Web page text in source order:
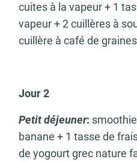
cuites à la vapeur + 1
vapeur + 2 cuillères à
cuillère à café de
Jour 2
Petit déjeuner:
banane + 1 tasse de
de yogourt grec nature